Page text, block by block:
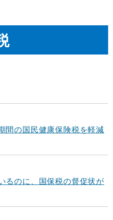
間の国民健康保険税を軽減
るのに、国保税の督促状が